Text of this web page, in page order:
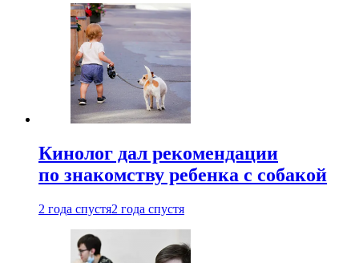
Кинолог дал рекомендации
по знакомству ребенка с собакой
2 года спустя2 года спустя